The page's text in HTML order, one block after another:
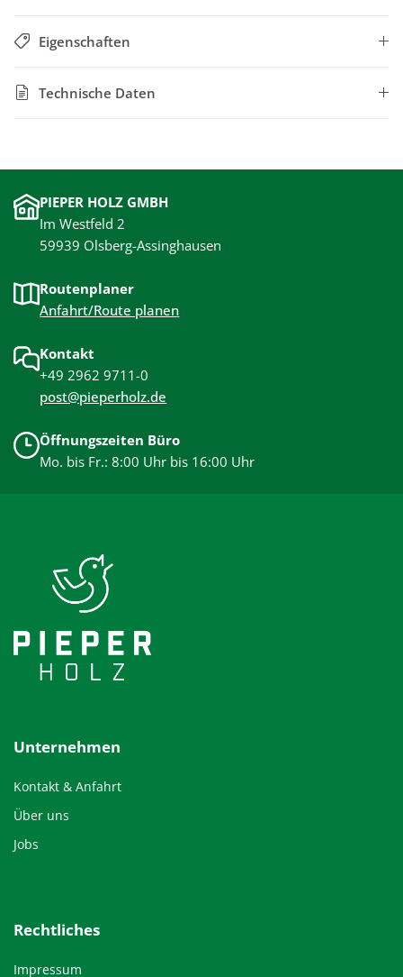
Eigenschaften
Technische Daten
PIEPER HOLZ GMBH
Im Westfeld 2
59939 Olsberg-Assinghausen
Routenplaner
Anfahrt/Route planen
Kontakt
+49 2962 9711-0
post@pieperholz.de
Öffnungszeiten Büro
Mo. bis Fr.: 8:00 Uhr bis 16:00 Uhr
Unternehmen
Kontakt & Anfahrt
Über uns
Jobs
Rechtliches
Impressum